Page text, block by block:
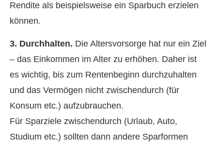
Rendite als beispielsweise ein Sparbuch erzielen
können.
3. Durchhalten. Die Alters­vorsorge hat nur ein Ziel
– das Einkommen im Alter zu erhöhen. Daher ist
es wichtig, bis zum Rentenbeginn durchzuhalten
und das Vermögen nicht zwischendurch (für
Konsum etc.) aufzubrauchen.
Für Sparziele zwischendurch (Urlaub, Auto,
Studium etc.) sollten dann andere Sparformen